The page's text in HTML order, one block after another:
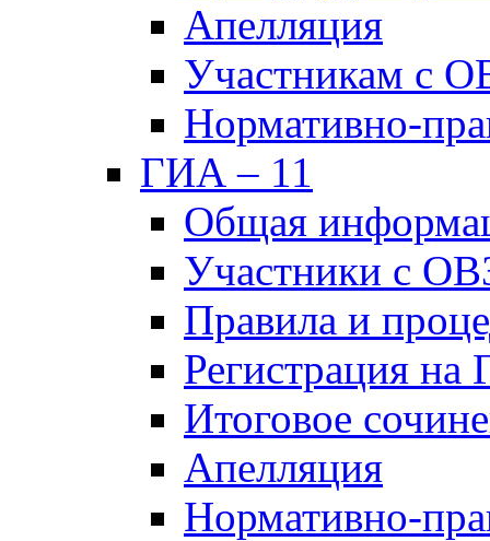
Апелляция
Участникам с
Нормативно-
ГИА – 11
Общая
Участники с
Правила и
Регистрация
Итоговое
Апелляция
Нормативно-